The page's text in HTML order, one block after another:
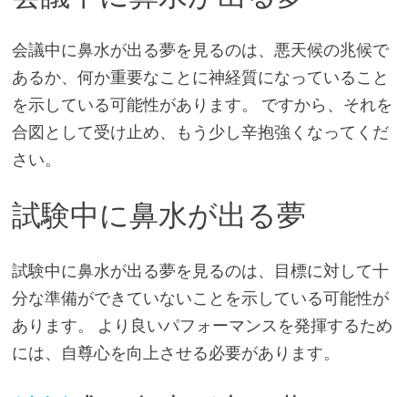
会議中に鼻水が出る夢を見るのは、悪天候の兆候で
あるか、何か重要なことに神経質になっていること
を示している可能性があります。 ですから、それを
合図として受け止め、もう少し辛抱強くなってくだ
さい。
試験中に鼻水が出る夢
試験中に鼻水が出る夢を見るのは、目標に対して十
分な準備ができていないことを示している可能性が
あります。 より良いパフォーマンスを発揮するため
には、自尊心を向上させる必要があります。